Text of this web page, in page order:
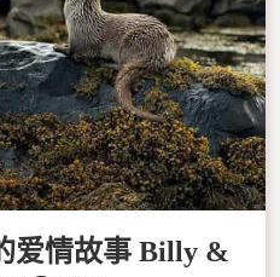
爱情故事 Billy &